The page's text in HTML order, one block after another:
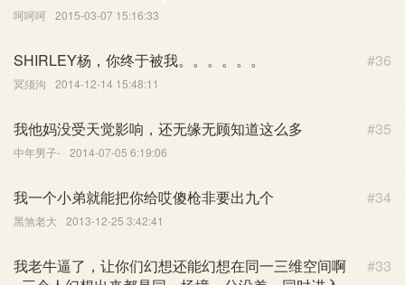
呵呵呵 2015-03-07 15:16:33
#36
SHIRLEY杨，你终于被我。。。。。。
冥须沟 2014-12-14 15:48:11
#35
我他妈没受天觉影响，还无缘无顾知道这么多
中年男子- 2014-07-05 6:19:06
#34
我一个小弟就能把你给哎傻枪非要出九个
黑煞老大 2013-12-25 3:42:41
#33
我老牛逼了，让你们幻想还能幻想在同一三维空间啊